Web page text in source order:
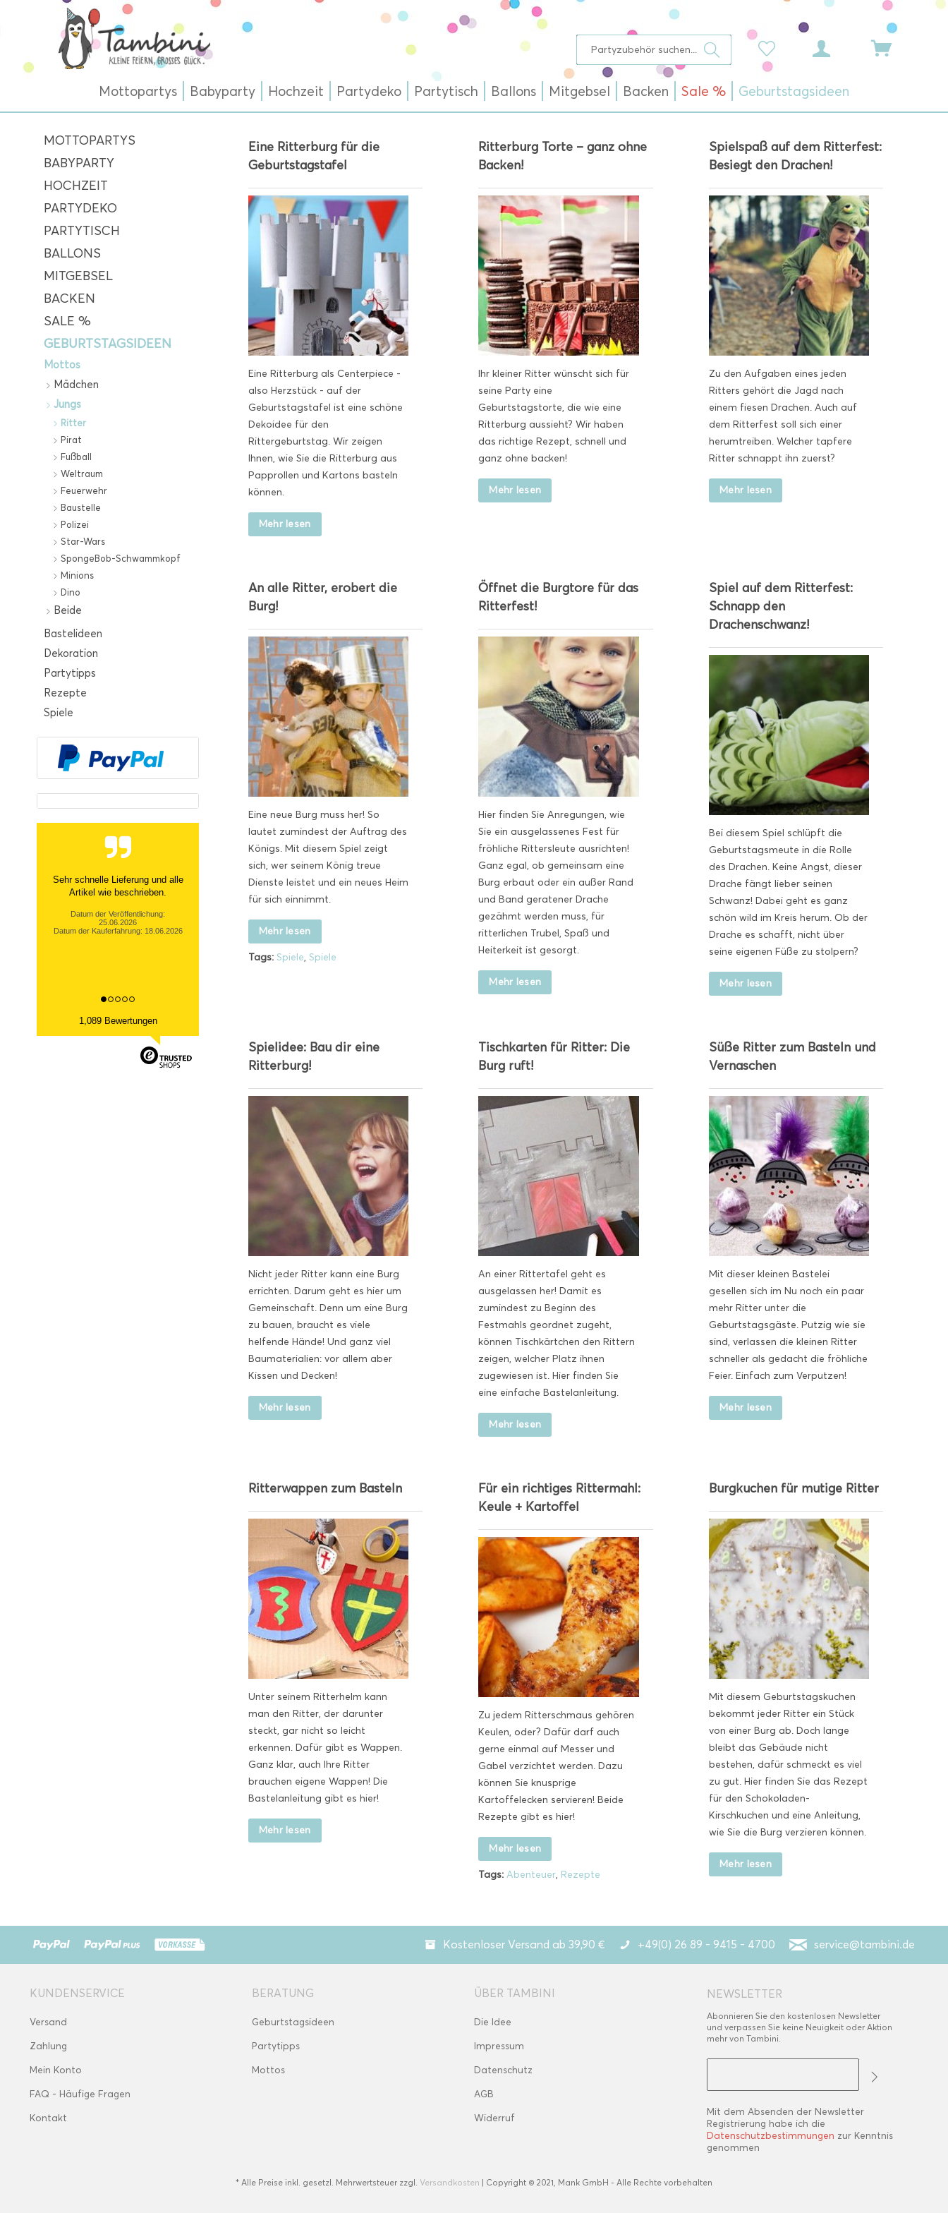
Mottopartys Babyparty Hochzeit Partydeko Partytisch Ballons Mitgebsel Backen Sale % Geburtstagsideen
MOTTOPARTYS
BABYPARTY
HOCHZEIT
PARTYDEKO
PARTYTISCH
BALLONS
MITGEBSEL
BACKEN
SALE %
GEBURTSTAGSIDEEN
Mottos
Mädchen
Jungs
Ritter
Pirat
Fußball
Weltraum
Feuerwehr
Baustelle
Polizei
Star-Wars
SpongeBob-Schwammkopf
Minions
Dino
Beide
Bastelideen
Dekoration
Partytipps
Rezepte
Spiele
Sehr netter Kontakt, zügige Info
über nicht- Verfügbarkeit und
Datum der Veröffentlichung:
13.03.2026
1,089 Bewertungen
Eine Ritterburg für die
Geburtstagstafel
Eine Ritterburg als Centerpiece -
also Herzstück - auf der
Geburtstagstafel ist eine schöne
Dekoidee für den
Rittergeburtstag. Wir zeigen
Ihnen, wie Sie die Ritterburg aus
Papprollen und Kartons basteln
können.
Mehr lesen
Ritterburg Torte – ganz ohne
Backen!
Ihr kleiner Ritter wünscht sich für
seine Party eine
Geburtstagstorte, die wie eine
Ritterburg aussieht? Wir haben
das richtige Rezept, schnell und
ganz ohne backen!
Mehr lesen
Spielspaß auf dem Ritterfest:
Besiegt den Drachen!
Zu den Aufgaben eines jeden
Ritters gehört die Jagd nach
einem fiesen Drachen. Auch auf
dem Ritterfest soll sich einer
herumtreiben. Welcher tapfere
Ritter schnappt ihn zuerst?
Mehr lesen
An alle Ritter, erobert die
Burg!
Eine neue Burg muss her! So
lautet zumindest der Auftrag des
Königs. Mit diesem Spiel zeigt
sich, wer seinem König treue
Dienste leistet und ein neues Heim
für sich einnimmt.
Mehr lesen
Tags: Spiele, Spiele
Öffnet die Burgtore für das
Ritterfest!
Hier finden Sie Anregungen, wie
Sie ein ausgelassenes Fest für
fröhliche Rittersleute ausrichten!
Ganz egal, ob gemeinsam eine
Burg erbaut oder ein außer Rand
und Band geratener Drache
gezähmt werden muss, für
ritterlichen Trubel, Spaß und
Heiterkeit ist gesorgt.
Mehr lesen
Spiel auf dem Ritterfest:
Schnapp den
Drachenschwanz!
Bei diesem Spiel schlüpft die
Geburtstagsmeute in die Rolle
des Drachen. Keine Angst, dieser
Drache fängt lieber seinen
Schwanz! Dabei geht es ganz
schön wild im Kreis herum. Ob der
Drache es schafft, nicht über
seine eigenen Füße zu stolpern?
Mehr lesen
Spielidee: Bau dir eine
Ritterburg!
Nicht jeder Ritter kann eine Burg
errichten. Darum geht es hier um
Gemeinschaft. Denn um eine Burg
zu bauen, braucht es viele
helfende Hände! Und ganz viel
Baumaterialien: vor allem aber
Kissen und Decken!
Mehr lesen
Tischkarten für Ritter: Die
Burg ruft!
An einer Rittertafel geht es
ausgelassen her! Damit es
zumindest zu Beginn des
Festmahls geordnet zugeht,
können Tischkärtchen den Rittern
zeigen, welcher Platz ihnen
zugewiesen ist. Hier finden Sie
eine einfache Bastelanleitung.
Mehr lesen
Süße Ritter zum Basteln und
Vernaschen
Mit dieser kleinen Bastelei
gesellen sich im Nu noch ein paar
mehr Ritter unter die
Geburtstagsgäste. Putzig wie sie
sind, verlassen die kleinen Ritter
schneller als gedacht die fröhliche
Feier. Einfach zum Verputzen!
Mehr lesen
Ritterwappen zum Basteln
Unter seinem Ritterhelm kann
man den Ritter, der darunter
steckt, gar nicht so leicht
erkennen. Dafür gibt es Wappen.
Ganz klar, auch Ihre Ritter
brauchen eigene Wappen! Die
Bastelanleitung gibt es hier!
Mehr lesen
Für ein richtiges Rittermahl:
Keule + Kartoffel
Zu jedem Ritterschmaus gehören
Keulen, oder? Dafür darf auch
gerne einmal auf Messer und
Gabel verzichtet werden. Dazu
können Sie knusprige
Kartoffelecken servieren! Beide
Rezepte gibt es hier!
Mehr lesen
Tags: Abenteuer, Rezepte
Burgkuchen für mutige Ritter
Mit diesem Geburtstagskuchen
bekommt jeder Ritter ein Stück
von einer Burg ab. Doch lange
bleibt das Gebäude nicht
bestehen, dafür schmeckt es viel
zu gut. Hier finden Sie das Rezept
für den Schokoladen-
Kirschkuchen und eine Anleitung,
wie Sie die Burg verzieren können.
Mehr lesen
Kostenloser Versand ab 39,90 € +49(0) 26 89 - 9415 - 4700 service@tambini.de
KUNDENSERVICE
Versand
Zahlung
Mein Konto
FAQ - Häufige Fragen
Kontakt
BERATUNG
Geburtstagsideen
Partytipps
Mottos
ÜBER TAMBINI
Die Idee
Impressum
Datenschutz
AGB
Widerruf
NEWSLETTER
Abonnieren Sie den kostenlosen Newsletter
und verpassen Sie keine Neuigkeit oder Aktion
mehr von Tambini.
Mit dem Absenden der Newsletter
Registrierung habe ich die
Datenschutzbestimmungen zur Kenntnis
genommen
* Alle Preise inkl. gesetzl. Mehrwertsteuer zzgl. Versandkosten | Copyright © 2021, Mank GmbH - Alle Rechte vorbehalten